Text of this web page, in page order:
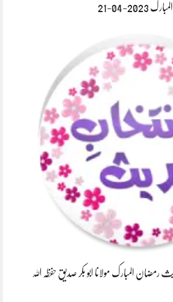
04-21
المبارک مولانا ابو بکر صدیق حفظہ اللہ